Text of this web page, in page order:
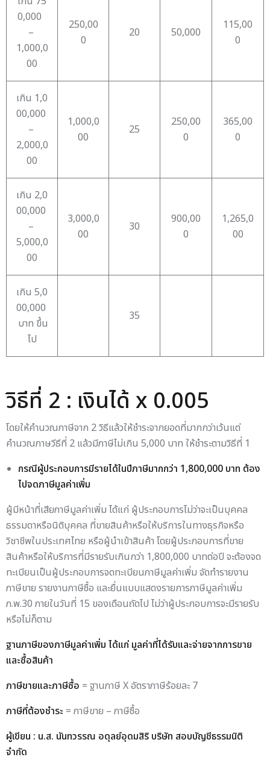
0,000
–
1,000,0
00
250,00
0
20 50,000
115,00
0
เกิน 1,0
00,000
–
2,000,0
00
1,000,0
00
25
250,00
0
365,00
0
เกิน 2,0
00,000
–
5,000,0
00
3,000,0
00
30
900,00
0
1,265,0
00
เกิน 5,0
00,000
บาท ขึ้น
ไป
35
วิธีที่ 2 : เงินได้ x 0.005
โดยให้คำนวณภาษีจาก 2 วิธีแล้วให้ชำระจากยอดที่มากกว่าเว้นแต่
คำนวณภาษวีธีที่ 2 แล้วมีภาษีไม่เกิน 5,000 บาท ให้ชำระตามวิธีที่ 1
กรณีผู้ประกอบการมีรายได้ในปีภาษีมากกว่า 1,800,000 บาท ต้อง
ไปจดภาษีมูลค่าเพิ่ม
ผู้มีหน้าที่เสียภาษีมูลค่าเพิ่ม ได้แก่ ผู้ประกอบการไม่ว่าจะเป็นบุคคล
ธรรมดาหรือนิติบุคคล ที่ขายสินค้าหรือให้บริการในทางธุรกิจหรือ
วิชาชีพในประเทศไทย หรือผู้นำเข้าสินค้า โดยผู้ประกอบการที่ขาย
สินค้าหรือให้บริการที่มีรายรับเกินกว่า 1,800,000 บาทต่อปี จะต้องจด
ทะเบียนเป็นผู้ประกอบการจดทะเบียนภาษีมูลค่าเพิ่ม จัดทำรายงาน
ภาษีขาย รายงานภาษีซื้อ และยื่นแบบแสดงรายการภาษีมูลค่าเพิ่ม
ภ.พ.30 ภายในวันที่ 15 ของเดือนถัดไป ไม่ว่าผู้ประกอบการจะมีรายรับ
หรือไม่ก็ตาม
ฐานภาษีของภาษีมูลค่าเพิ่ม ได้แก่ มูลค่าที่ได้รับและจ่ายจากการขาย
และซื้อสินค้า
ภาษีขายและภาษีซื้อ = ฐานภาษี X อัตราภาษีร้อยละ 7
ภาษีที่ต้องชำระ = ภาษีขาย – ภาษีซื้อ
ผู้เขียน : น.ส. นันทวรรณ อดุลย์อุดมสิริ บริษัท สอบบัญชีธรรมนิติ
จำกัด